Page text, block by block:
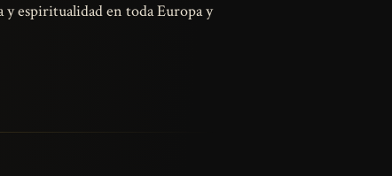
y espiritualidad en toda Europa y